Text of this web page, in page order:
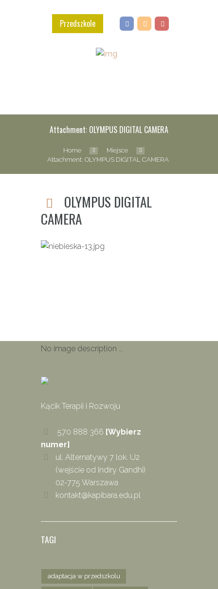
Przedszkole
Attachment: OLYMPUS DIGITAL CAMERA
Home
Miejsce
Attachment: OLYMPUS DIGITAL CAMERA
OLYMPUS DIGITAL
CAMERA
No image description ...
Kącik Terapii i Rozwoju
570 888 366 [Wybierz
numer]
ul. Alternatywy 7 lok. U2
(wejście od Indiry Gandhi)
02-775 Warszawa
kontakt@kapibara.edu.pl
TAGI
adaptacja w przedszkolu